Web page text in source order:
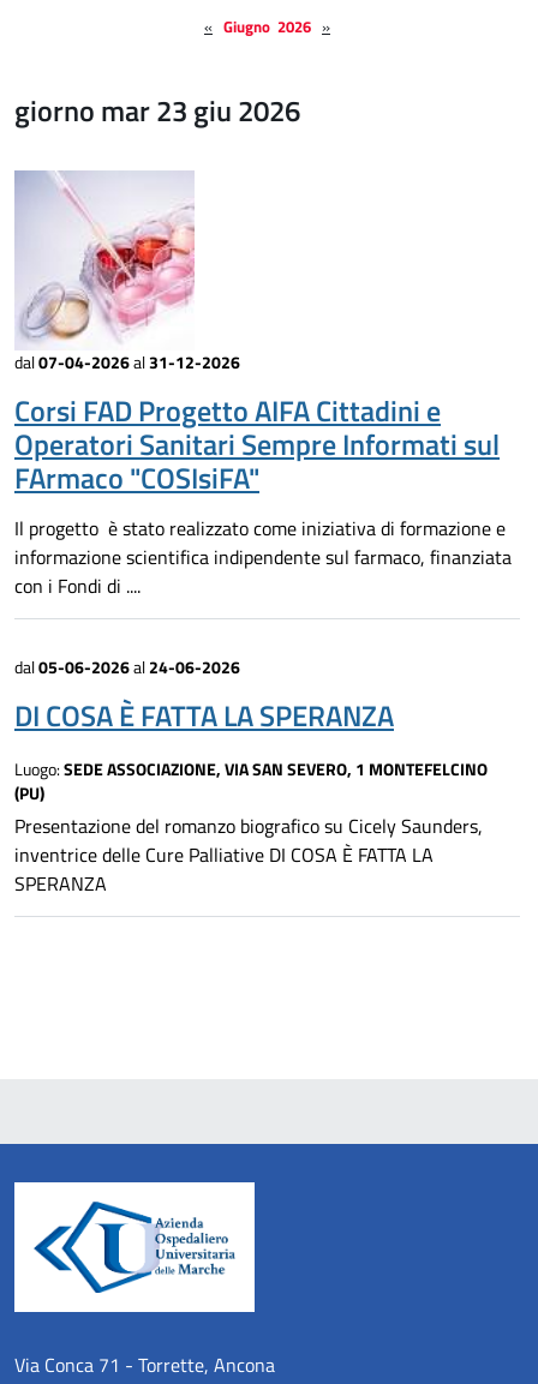
« Giugno 2026 »
giorno mar 23 giu 2026
dal07-04-2026al31-12-2026
Corsi FAD Progetto AIFA Cittadini e
Operatori Sanitari Sempre Informati sul
FArmaco "COSIsiFA"
Il progetto è stato realizzato come iniziativa di formazione e
informazione scientifica indipendente sul farmaco, finanziata
con i Fondi di ....
dal05-06-2026al24-06-2026
DI COSA È FATTA LA SPERANZA
Luogo:SEDE ASSOCIAZIONE, VIA SAN SEVERO, 1 MONTEFELCINO
(PU)
Presentazione del romanzo biografico su Cicely Saunders,
inventrice delle Cure Palliative DI COSA È FATTA LA
SPERANZA
Via Conca 71 - Torrette, Ancona